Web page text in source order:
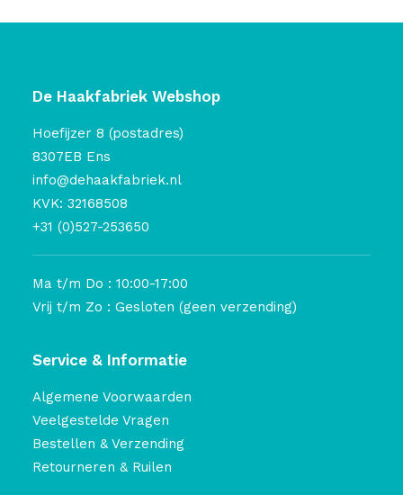
De Haakfabriek Webshop
Hoefijzer 8 (postadres)
8307EB Ens
info@dehaakfabriek.nl
KVK: 32168508
+31 (0)527-253650
Ma t/m Do : 10:00-17:00
Vrij t/m Zo : Gesloten (geen verzending)
Service & Informatie
Algemene Voorwaarden
Veelgestelde Vragen
Bestellen & Verzending
Retourneren & Ruilen